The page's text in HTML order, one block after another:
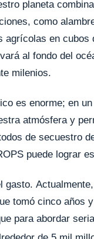
planeta
como
agrícolas en
al fondo del
milenios.
es enorme; en
atmósfera y
de secuestro
puede lograr
gasto.
tomó cinco años
para abordar